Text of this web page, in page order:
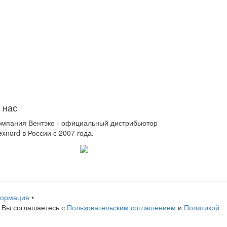
Вентэко - официальный дистрибьютор
в России с 2007 года.
•
соглашаетесь с Пользовательским соглашением и Политикой